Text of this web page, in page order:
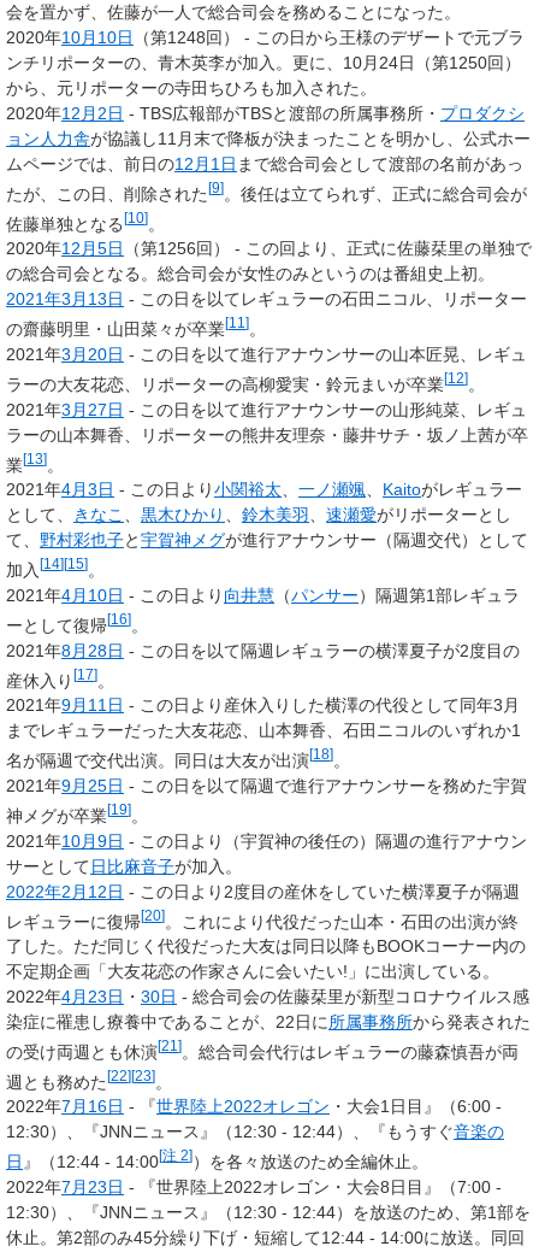
会を置かず、佐藤が一人で総合司会を務めることになった。
2020年10月10日
（第1248回） - この日から王様のデザートで元ブラ
ンチリポーターの、青木英李が加入。更に、10月24日（第1250回）
から、元リポーターの寺田ちひろも加入された。
2020年12月2日 - TBS広報部がTBSと渡部の所属事務所・ プロダクシ
ョン人力舎が協議し11月末で降板が決まったことを明かし、公式ホー
ムページでは、前日の12月1日 まで総合司会として渡部の名前があっ
たが、この日、削除された[9]。後任は立てられず、正式に総合司会が
佐藤単独となる[10]。
2020年12月5日
（第1256回） - この回より、正式に佐藤栞里の単独で
の総合司会となる。総合司会が女性のみというのは番組史上初。
2021年3月13日 - この日を以てレギュラーの石田ニコル、リポーター
の齋藤明里・山田菜々が卒業[11 ] 。
2021年3月20日 - この日を以て進行アナウンサーの山本匠晃、レギュ
ラーの大友花恋、リポーターの高柳愛実・鈴元まいが卒業[12]。
2021年3月27日 - この日を以て進行アナウンサーの山形純菜、レギュ
ラーの山本舞香、リポーターの熊井友理奈・藤井サチ・坂ノ上茜が卒
業[13]。
2021年4月3日 - この日より小関裕太、 一ノ瀬颯、 Kaitoがレギュラー
として、
きなこ 、 黒木ひかり 、 鈴木美羽、 速瀬愛がリポーターとし
て、 野村彩也子と宇賀神メグが進行アナウンサー（隔週交代）として
加入 [14][15] 。
2021年4月10日 - この日より 向井慧 （パンサー）隔週第1部レギュラ
ーとして復帰[16]。
2021年8月28日 - この日を以て隔週レギュラーの横澤夏子が2度目の
産休入り [17]
2021年9月11日 - この日より産休入りした横澤の代役として同年3月
までレギュラーだった大友花恋、山本舞香、石田ニコルのいずれか1
名が隔週で交代出演。同日は大友が出演[18] 。
2021年9月25日 - この日を以て隔週で進行アナウンサーを務めた宇賀
神メグが卒業[19]。
2021年10月9日 - この日より（宇賀神の後任の）隔週の進行アナウン
サーとして日比麻音子が加入。
2022年2月12日 - この日より2度目の産休をしていた横澤夏子が隔週
レギュラーに復帰[20]
。これにより代役だった山本・石田の出演が終
了した。ただ同じく代役だった大友は同日以降もBOOKコーナー内の
不定期企画「大友花恋の作家さんに会いたい!」に出演している。
2022年4月23日 ・ 30日 - 総合司会の佐藤栞里が新型コロナウイルス感
染症に罹患し療養中であることが、22日に所属事務所から発表された
の受け両週とも休演[21 ] 。総合司会代行はレギュラーの藤森慎吾が両
週とも務めた[22][23]。
2022年7月16日 - 『世界陸上2022オレゴン ・大会1日目』
（6:00 -
12:30） 、『JNNニュース』 （12:30 - 12:44） 、『もうすぐ音楽の
日 』 （12:44 - 14:00[注 2] ） を各々放送のため全編休止。
2022年7月23日 - 『世界陸上2022オレゴン・大会8日目』
（7:00 -
12:30）
、『JNNニュース』 （12:30 - 12:44） を放送のため、第1部を
休止。第2部のみ45分繰り下げ・短縮して12:44 - 14:00に放送。同回